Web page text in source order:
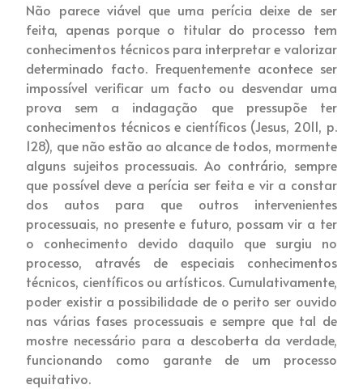
Não parece viável que uma perícia deixe de ser
feita, apenas porque o titular do processo tem
conhecimentos técnicos para interpretar e valorizar
determinado facto. Frequentemente acontece ser
impossível verificar um facto ou desvendar uma
prova sem a indagação que pressupõe ter
conhecimentos técnicos e científicos (Jesus, 2011, p.
128), que não estão ao alcance de todos, mormente
alguns sujeitos processuais. Ao contrário, sempre
que possível deve a perícia ser feita e vir a constar
dos autos para que outros intervenientes
processuais, no presente e futuro, possam vir a ter
o conhecimento devido daquilo que surgiu no
processo, através de especiais conhecimentos
técnicos, científicos ou artísticos. Cumulativamente,
poder existir a possibilidade de o perito ser ouvido
nas várias fases processuais e sempre que tal de
mostre necessário para a descoberta da verdade,
funcionando como garante de um processo
equitativo.